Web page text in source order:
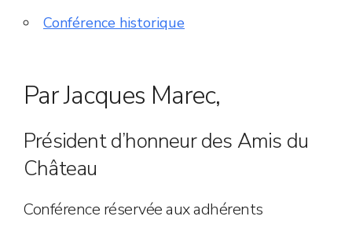
Conférence historique
Par Jacques Marec,
Président d’honneur des Amis du
Château
Conférence réservée aux adhérents